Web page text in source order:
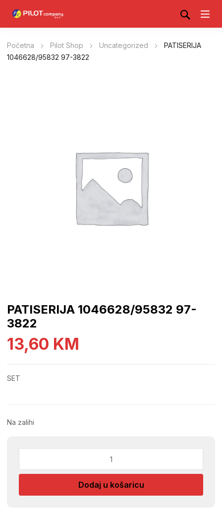
Početna Pilot Shop Uncategorized
PATISERIJA
1046628/95832 97-3822
PATISERIJA 1046628/95832 97-
3822
13,60 KM
SET
Na zalihi
97-
količina
Dodaj u košaricu